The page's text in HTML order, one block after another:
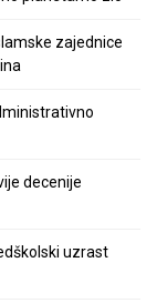
zajednice
decenije
uzrast